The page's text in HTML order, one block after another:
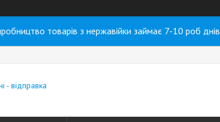
товарів з нержавійки займає 7-10 роб днів
- відправка